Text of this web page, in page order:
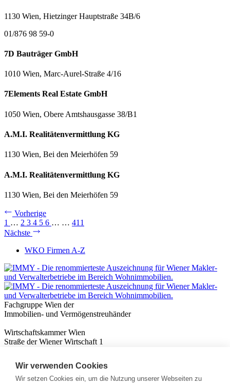
1130 Wien, Hietzinger Hauptstraße 34B/6
01/876 98 59-0
7D Bauträger GmbH
1010 Wien, Marc-Aurel-Straße 4/16
7Elements Real Estate GmbH
1050 Wien, Obere Amtshausgasse 38/B1
A.M.I. Realitätenvermittlung KG
1130 Wien, Bei den Meierhöfen 59
A.M.I. Realitätenvermittlung KG
1130 Wien, Bei den Meierhöfen 59
Vorherige
1 … 2 3 4 5 6 … … 411
Nächste
WKO Firmen A-Z
Fachgruppe Wien der
Immobilien- und Vermögenstreuhänder
Wirtschaftskammer Wien
Straße der Wiener Wirtschaft 1
Nützliches
Immobilienwissen
Wir verwenden Cookies
Wir setzen Cookies ein, um die Nutzung unserer Webseiten zu